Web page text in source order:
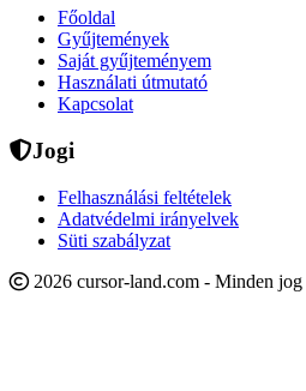
Főoldal
Gyűjtemények
Saját gyűjteményem
Használati útmutató
Kapcsolat
Jogi
Felhasználási feltételek
Adatvédelmi irányelvek
Süti szabályzat
2026 cursor-land.com - Minden jog